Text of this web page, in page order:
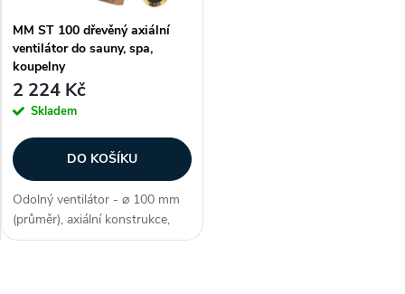
í
p
r
o
d
u
s
p
r
o
d
MM ST 100 dřevěný axiální
ventilátor do sauny, spa,
koupelny
2 224 Kč
Skladem
DO KOŠÍKU
Odolný ventilátor - ⌀ 100 mm
(průměr), axiální konstrukce,
kuličková ložiska, dřevěný kryt,